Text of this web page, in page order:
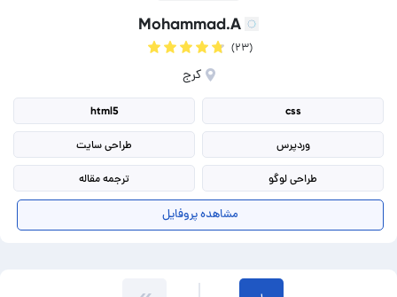
Mohammad.A
(۲۳)
کرج
css
html5
وردپرس طراحی سایت
طراحی لوگو ترجمه مقاله
مشاهده پروفایل